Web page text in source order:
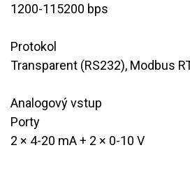
1200-115200 bps
Protokol
​Transparent (RS232), Modbus
Analogový vstup
Porty
2 × 4-20 mA + 2 × 0-10 V